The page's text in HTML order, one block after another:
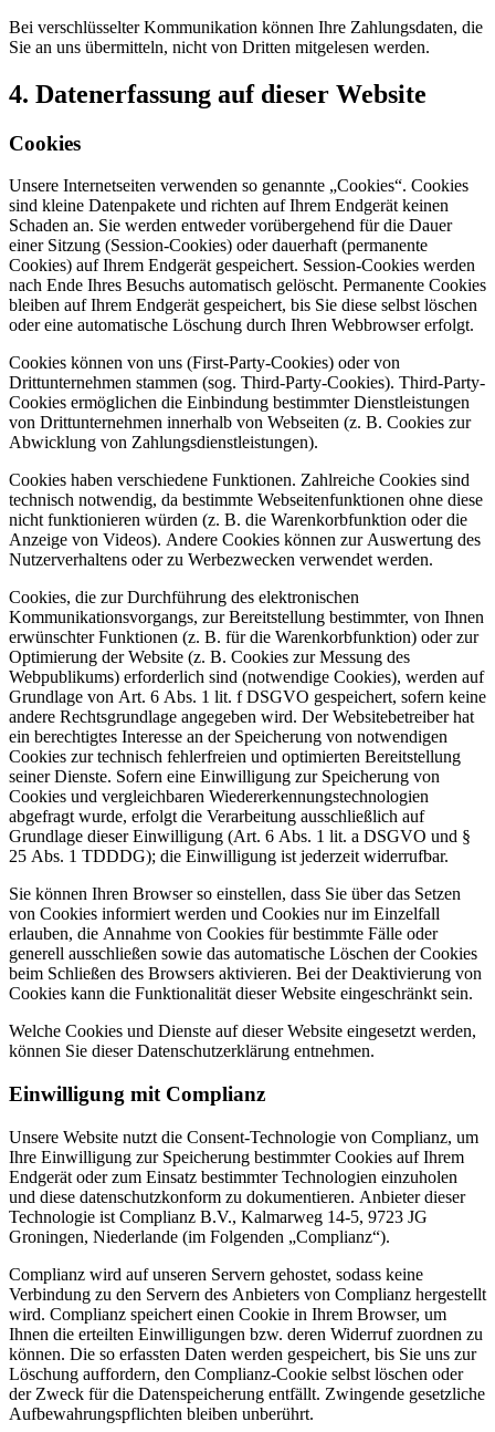
Bei verschlüsselter Kommunikation können Ihre Zahlungsdaten, die
Sie an uns übermitteln, nicht von Dritten mitgelesen werden.
4. Datenerfassung auf dieser Website
Cookies
Unsere Internetseiten verwenden so genannte „Cookies“. Cookies
sind kleine Datenpakete und richten auf Ihrem Endgerät keinen
Schaden an. Sie werden entweder vorübergehend für die Dauer
einer Sitzung (Session-Cookies) oder dauerhaft (permanente
Cookies) auf Ihrem Endgerät gespeichert. Session-Cookies werden
nach Ende Ihres Besuchs automatisch gelöscht. Permanente Cookies
bleiben auf Ihrem Endgerät gespeichert, bis Sie diese selbst löschen
oder eine automatische Löschung durch Ihren Webbrowser erfolgt.
Cookies können von uns (First-Party-Cookies) oder von
Drittunternehmen stammen (sog. Third-Party-Cookies). Third-Party-
Cookies ermöglichen die Einbindung bestimmter Dienstleistungen
von Drittunternehmen innerhalb von Webseiten (z. B. Cookies zur
Abwicklung von Zahlungsdienstleistungen).
Cookies haben verschiedene Funktionen. Zahlreiche Cookies sind
technisch notwendig, da bestimmte Webseitenfunktionen ohne diese
nicht funktionieren würden (z. B. die Warenkorbfunktion oder die
Anzeige von Videos). Andere Cookies können zur Auswertung des
Nutzerverhaltens oder zu Werbezwecken verwendet werden.
Cookies, die zur Durchführung des elektronischen
Kommunikationsvorgangs, zur Bereitstellung bestimmter, von Ihnen
erwünschter Funktionen (z. B. für die Warenkorbfunktion) oder zur
Optimierung der Website (z. B. Cookies zur Messung des
Webpublikums) erforderlich sind (notwendige Cookies), werden auf
Grundlage von Art. 6 Abs. 1 lit. f DSGVO gespeichert, sofern keine
andere Rechtsgrundlage angegeben wird. Der Websitebetreiber hat
ein berechtigtes Interesse an der Speicherung von notwendigen
Cookies zur technisch fehlerfreien und optimierten Bereitstellung
seiner Dienste. Sofern eine Einwilligung zur Speicherung von
Cookies und vergleichbaren Wiedererkennungstechnologien
abgefragt wurde, erfolgt die Verarbeitung ausschließlich auf
Grundlage dieser Einwilligung (Art. 6 Abs. 1 lit. a DSGVO und §
25 Abs. 1 TDDDG); die Einwilligung ist jederzeit widerrufbar.
Sie können Ihren Browser so einstellen, dass Sie über das Setzen
von Cookies informiert werden und Cookies nur im Einzelfall
erlauben, die Annahme von Cookies für bestimmte Fälle oder
generell ausschließen sowie das automatische Löschen der Cookies
beim Schließen des Browsers aktivieren. Bei der Deaktivierung von
Cookies kann die Funktionalität dieser Website eingeschränkt sein.
Welche Cookies und Dienste auf dieser Website eingesetzt werden,
können Sie dieser Datenschutzerklärung entnehmen.
Einwilligung mit Complianz
Unsere Website nutzt die Consent-Technologie von Complianz, um
Ihre Einwilligung zur Speicherung bestimmter Cookies auf Ihrem
Endgerät oder zum Einsatz bestimmter Technologien einzuholen
und diese datenschutzkonform zu dokumentieren. Anbieter dieser
Technologie ist Complianz B.V., Kalmarweg 14-5, 9723 JG
Groningen, Niederlande (im Folgenden „Complianz“).
Complianz wird auf unseren Servern gehostet, sodass keine
Verbindung zu den Servern des Anbieters von Complianz hergestellt
wird. Complianz speichert einen Cookie in Ihrem Browser, um
Ihnen die erteilten Einwilligungen bzw. deren Widerruf zuordnen zu
können. Die so erfassten Daten werden gespeichert, bis Sie uns zur
Löschung auffordern, den Complianz-Cookie selbst löschen oder
der Zweck für die Datenspeicherung entfällt. Zwingende gesetzliche
Aufbewahrungspflichten bleiben unberührt.